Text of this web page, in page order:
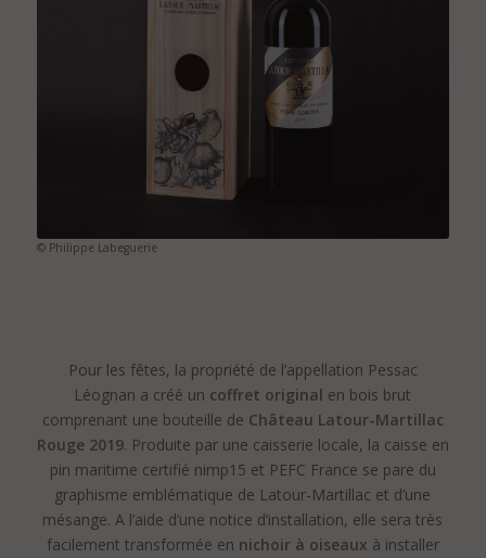
© Philippe Labeguerie
Pour les fêtes, la propriété de l’appellation Pessac
Léognan a créé un coffret original en bois brut
comprenant une bouteille de Château Latour-Martillac
Rouge 2019. Produite par une caisserie locale, la caisse en
pin maritime certifié nimp15 et PEFC France se pare du
graphisme emblématique de Latour-Martillac et d’une
mésange. A l’aide d’une notice d’installation, elle sera très
facilement transformée en nichoir à oiseaux à installer